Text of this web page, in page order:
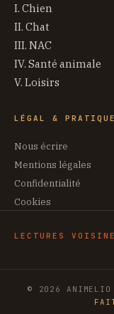
I. Chien
II. Chat
III. NAC
IV. Santé animale
V. Loisirs
LÉGAL & PRATIQUE
Nous écrire
Mentions légales
Confidentialité
Cookies
LECTURES
© 2026 ANIMELIO